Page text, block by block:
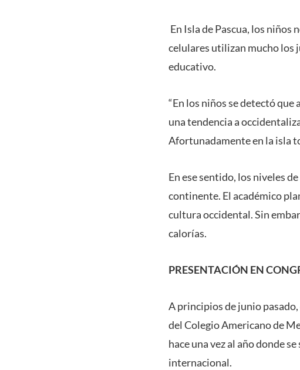
En Isla de Pascua, los niños
celulares utilizan mucho los
educativo.
“En los niños se detectó
una tendencia a
Afortunadamente en la isla
En ese sentido, los niveles
continente. El académico
cultura occidental. Sin
calorías.
PRESENTACIÓN EN
A principios de junio
del Colegio Americano de
hace una vez al año donde
internacional.